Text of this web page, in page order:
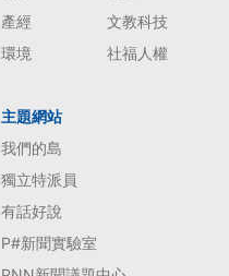
產經
文教科技
環境
社福人權
主題網站
我們的島
獨立特派員
有話好說
P#新聞實驗室